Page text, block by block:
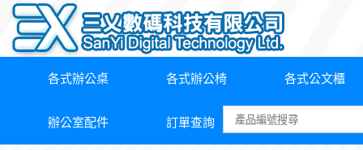
各式辦公桌 各式辦公椅 各式公文櫃
辦公室配件 訂單查詢